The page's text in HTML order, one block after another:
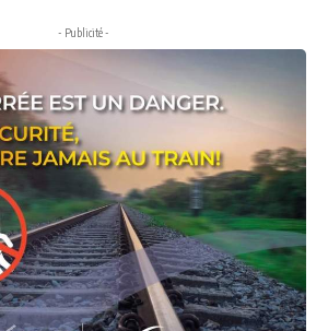
- Publicité -